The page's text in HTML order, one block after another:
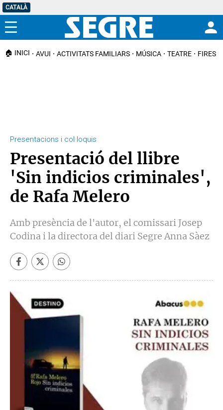
CATALÀ
Menú
🏠 INICI AVUI ACTIVITATS FAMILIARS MÚSICA TEATRE FIRES I
Presentacions i col·loquis
Presentació del llibre
'Sin indicios criminales',
de Rafa Melero
Amb presència de l'autor, el comissari Josep
Codina i la directora del diari Segre Anna Sàez